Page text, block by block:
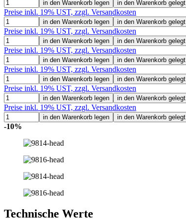
in den Warenkorb legen in den Warenkorb gelegt
Preise inkl. 19% UST, zzgl. Versandkosten
in den Warenkorb legen in den Warenkorb gelegt
Preise inkl. 19% UST, zzgl. Versandkosten
in den Warenkorb legen in den Warenkorb gelegt
Preise inkl. 19% UST, zzgl. Versandkosten
in den Warenkorb legen in den Warenkorb gelegt
Preise inkl. 19% UST, zzgl. Versandkosten
in den Warenkorb legen in den Warenkorb gelegt
Preise inkl. 19% UST, zzgl. Versandkosten
in den Warenkorb legen in den Warenkorb gelegt
Preise inkl. 19% UST, zzgl. Versandkosten
in den Warenkorb legen in den Warenkorb gelegt
-10%
Technische Werte